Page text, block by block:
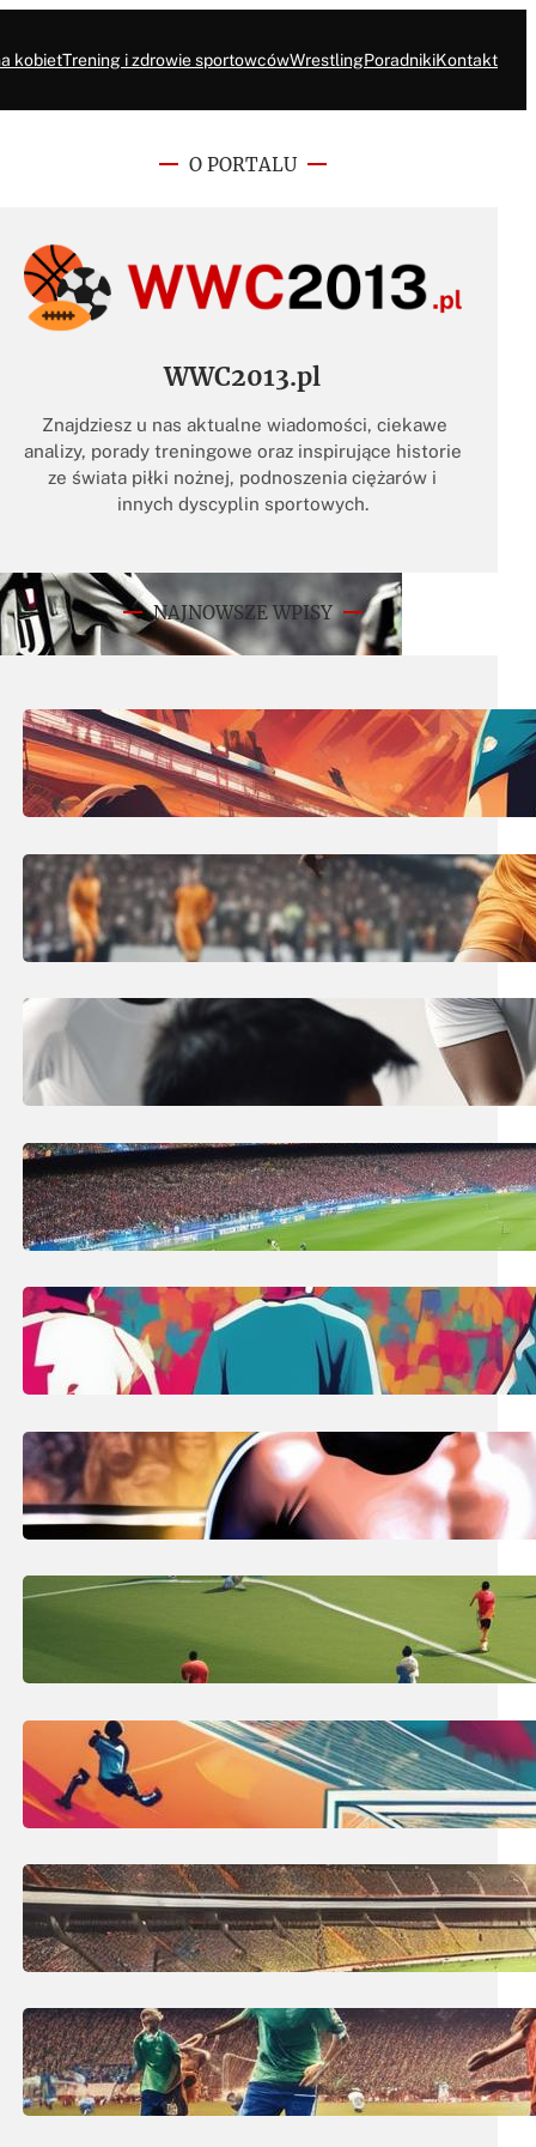
kobietTrening i zdrowie sportowcówWrestlingPoradnikiKontakt
O PORTALU
WWC2013.pl
Znajdziesz u nas aktualne wiadomości, ciekawe
analizy, porady treningowe oraz inspirujące historie
ze świata piłki nożnej, podnoszenia ciężarów i
innych dyscyplin sportowych.
NAJNOWSZE WPISY
11 lipca, 2025
Derby co to? Encyklopedia derbów
piłkarskich – słownik pojęć!
10 lipca, 2025
Środkowy obrońca w piłce nożnej:
stoper – kluczowy defensor!
10 lipca, 2025
Ile trwa przerwa w piłce nożnej?
Czas gry i rzeczywisty czas
trwania meczu!
9 lipca, 2025
Visca Barca co to znaczy?
Katalońskie hasło kibica FC
Barcelona!
9 lipca, 2025
Ile zmian w meczu piłkarskim?
Liczba i zasady na Euro 2024!
8 lipca, 2025
Cody Rhodes: Szczegóły zwrotu
The American Nightmare do WWE
Raw!
Co to jest spalony w piłce nożnej?
Definicja spalonego!
7 lipca, 2025
Wymiary bramki piłkarskiej:
profesjonalny rozmiar do piłki
nożnej
6 lipca, 2025
Największy stadion na świecie:
Top 10 największych obiektów
piłkarskich!
5 lipca, 2025
Ile trwa mecz piłki nożnej? Czas
gry, przerwa i co wpływa na to?